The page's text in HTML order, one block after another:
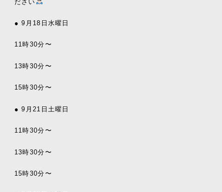
ださい
● 9月18日水曜日
11時30分〜
13時30分〜
15時30分〜
● 9月21日土曜日
11時30分〜
13時30分〜
15時30分〜